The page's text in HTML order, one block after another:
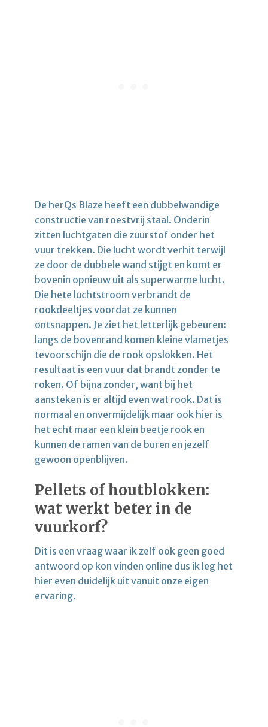
De herQs Blaze heeft een dubbelwandige
constructie van roestvrij staal. Onderin
zitten luchtgaten die zuurstof onder het
vuur trekken. Die lucht wordt verhit terwijl
ze door de dubbele wand stijgt en komt er
bovenin opnieuw uit als superwarme lucht.
Die hete luchtstroom verbrandt de
rookdeeltjes voordat ze kunnen
ontsnappen. Je ziet het letterlijk gebeuren:
langs de bovenrand komen kleine vlametjes
tevoorschijn die de rook opslokken. Het
resultaat is een vuur dat brandt zonder te
roken. Of bijna zonder, want bij het
aansteken is er altijd even wat rook. Dat is
normaal en onvermijdelijk maar ook hier is
het echt maar een klein beetje rook en
kunnen de ramen van de buren en jezelf
gewoon openblijven.
Pellets of houtblokken:
wat werkt beter in de
vuurkorf?
Dit is een vraag waar ik zelf ook geen goed
antwoord op kon vinden online dus ik leg het
hier even duidelijk uit vanuit onze eigen
ervaring.